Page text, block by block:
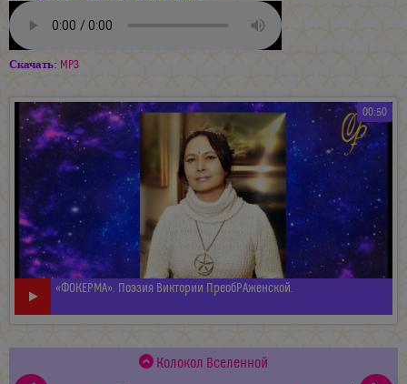
Скачать: MP3
00:50
«ФОКЕРМА». Поэзия Виктории ПреобРАженской.
Колокол Вселенной